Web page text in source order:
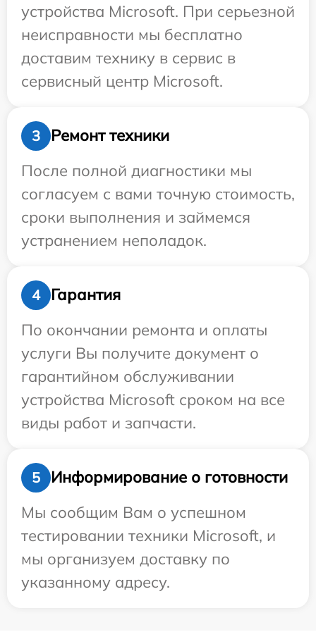
устройства Microsoft. При серьезной
неисправности мы бесплатно
доставим технику в сервис в
сервисный центр Microsoft.
3
Ремонт техники
После полной диагностики мы
согласуем с вами точную стоимость,
сроки выполнения и займемся
устранением неполадок.
4
Гарантия
По окончании ремонта и оплаты
услуги Вы получите документ о
гарантийном обслуживании
устройства Microsoft сроком на все
виды работ и запчасти.
5
Информирование о готовности
Мы сообщим Вам о успешном
тестировании техники Microsoft, и
мы организуем доставку по
указанному адресу.